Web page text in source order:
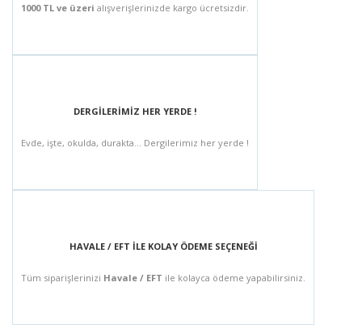
1000 TL ve üzeri alışverişlerinizde kargo ücretsizdir.
DERGİLERİMİZ HER YERDE !
Evde, işte, okulda, durakta... Dergilerimiz her yerde !
HAVALE / EFT İLE KOLAY ÖDEME SEÇENEĞİ
Tüm siparişlerinizi Havale / EFT ile kolayca ödeme yapabilirsiniz.